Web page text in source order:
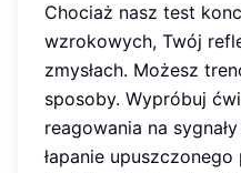
Chociaż nasz test
wzrokowych, Twój
zmysłach. Możesz
sposoby. Wypróbuj
reagowania na
łapanie